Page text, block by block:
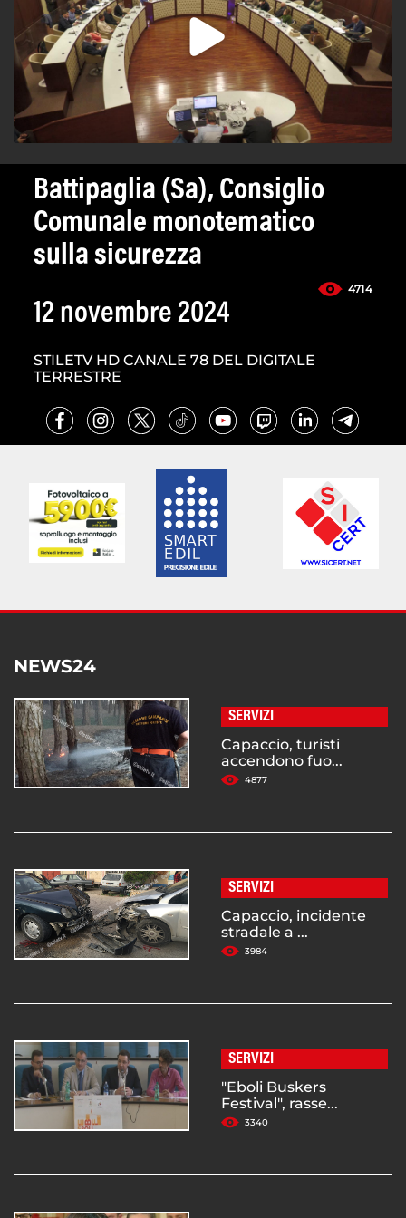
Battipaglia (Sa), Consiglio
Comunale monotematico
sulla sicurezza
4714
12 novembre 2024
STILETV HD CANALE 78 DEL DIGITALE
TERRESTRE
NEWS24
SERVIZI
Capaccio, turisti
accendono fuo...
4877
SERVIZI
Capaccio, incidente
stradale a ...
3984
SERVIZI
"Eboli Buskers
Festival", rasse...
3340